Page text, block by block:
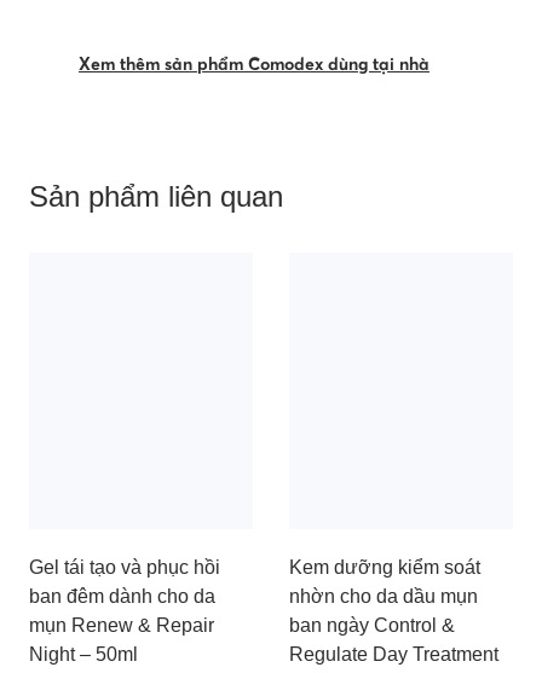
Xem thêm sản phẩm Comodex dùng tại nhà
Sản phẩm liên quan
Gel tái tạo và phục hồi
ban đêm dành cho da
mụn Renew & Repair
Night – 50ml
Kem dưỡng kiểm soát
nhờn cho da dầu mụn
ban ngày Control &
Regulate Day Treatment